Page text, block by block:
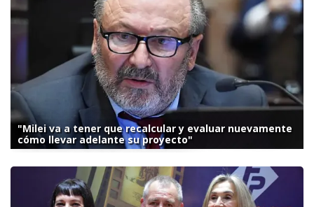
"Milei va a tener que recalcular y evaluar nuevamente
cómo llevar adelante su proyecto"